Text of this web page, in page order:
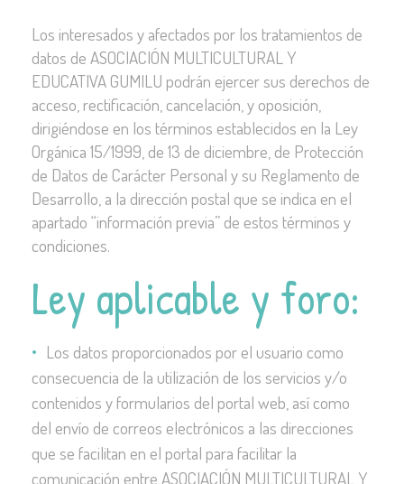
Los interesados y afectados por los tratamientos de
datos de ASOCIACIÓN MULTICULTURAL Y
EDUCATIVA GUMILU podrán ejercer sus derechos de
acceso, rectificación, cancelación, y oposición,
dirigiéndose en los términos establecidos en la Ley
Orgánica 15/1999, de 13 de diciembre, de Protección
de Datos de Carácter Personal y su Reglamento de
Desarrollo, a la dirección postal que se indica en el
apartado “información previa” de estos términos y
condiciones.
Ley aplicable y foro:
Los datos proporcionados por el usuario como
consecuencia de la utilización de los servicios y/o
contenidos y formularios del portal web, así como
del envío de correos electrónicos a las direcciones
que se facilitan en el portal para facilitar la
comunicación entre ASOCIACIÓN MULTICULTURAL Y